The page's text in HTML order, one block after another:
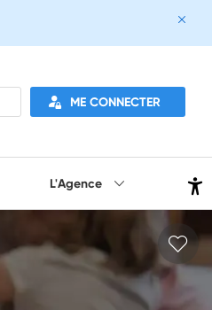
ME CONNECTER
L'Agence